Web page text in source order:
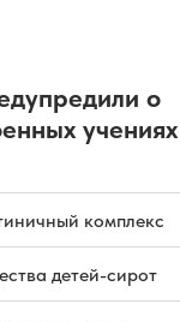
о
учениях
комплекс
детей-сирот